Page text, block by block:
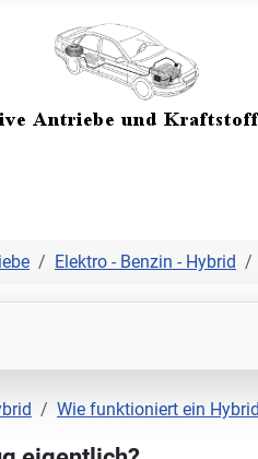
Elektro - Benzin - Hybrid
Wie funktioniert ein